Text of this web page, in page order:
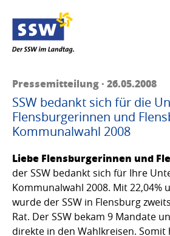
Pressemitteilung · 26.05.2008
SSW bedankt sich für die
Flensburgerinnen und
Kommunalwahl 2008
Liebe Flensburgerinnen und
der SSW bedankt sich für Ihre
Kommunalwahl 2008. Mit 22,04%
wurde der SSW in Flensburg
Rat. Der SSW bekam 9 Mandate
direkte in den Wahlkreisen. Somit